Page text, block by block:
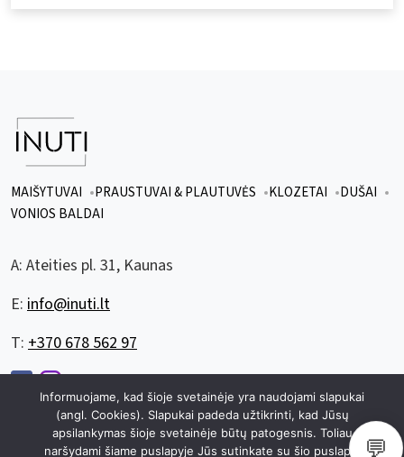
MAIŠYTUVAI PRAUSTUVAI & PLAUTUVĖS KLOZETAI
DUŠAI
VONIOS BALDAI
A: Ateities pl. 31, Kaunas
E: info@inuti.lt
T: +370 678 562 97
© 2026 visos teisės saugomos inuti.lt sukurta zuzuweb.lt
Informuojame, kad šioje svetainėje yra naudojami slapukai
(angl. Cookies). Slapukai padeda užtikrinti, kad Jūsų
apsilankymas šioje svetainėje būtų patogesnis. Toliau
naršydami šiame puslapyje Jūs sutinkate su šio puslapio
💬